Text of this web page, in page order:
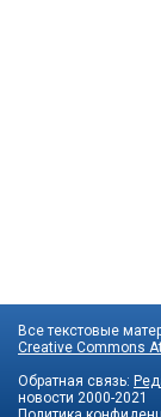
Все текстовые
Creative Commons
Обратная связь:
новости 2000-2021